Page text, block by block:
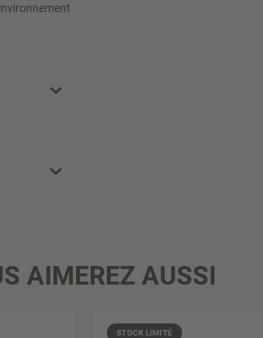
AIMEREZ AUSSI
STOCK LIMITÉ